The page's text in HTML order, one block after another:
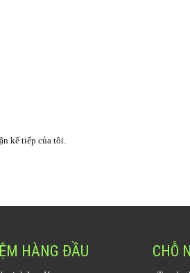
kế tiếp của tôi.
HÀNG ĐẦU CHỖ